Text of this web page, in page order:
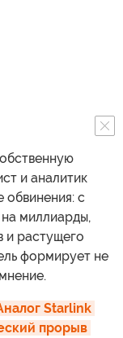
и аналитик
обвинения: с
миллиарды,
и растущего
формирует не
Starlink
прорыв